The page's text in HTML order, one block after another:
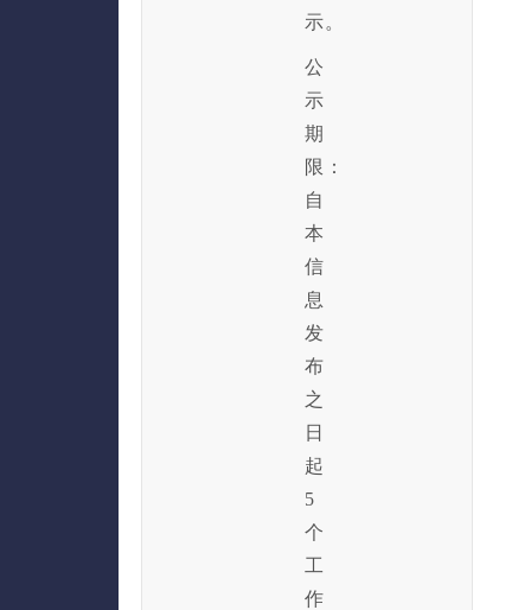
示。
公
示
期
限：
自
本
信
息
发
布
之
日
起
5
个
工
作